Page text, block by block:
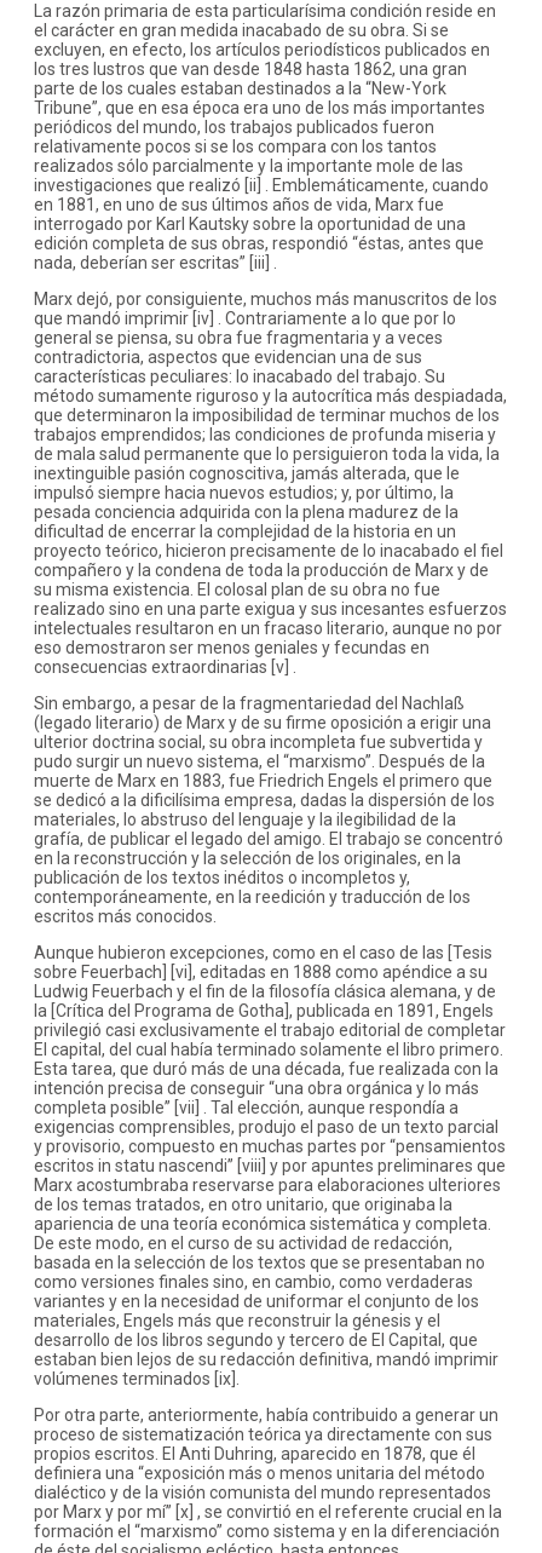
La razón primaria de esta particularísima condición reside en
el carácter en gran medida inacabado de su obra. Si se
excluyen, en efecto, los artículos periodísticos publicados en
los tres lustros que van desde 1848 hasta 1862, una gran
parte de los cuales estaban destinados a la “New-York
Tribune”, que en esa época era uno de los más importantes
periódicos del mundo, los trabajos publicados fueron
relativamente pocos si se los compara con los tantos
realizados sólo parcialmente y la importante mole de las
investigaciones que realizó [ii] . Emblemáticamente, cuando
en 1881, en uno de sus últimos años de vida, Marx fue
interrogado por Karl Kautsky sobre la oportunidad de una
edición completa de sus obras, respondió “éstas, antes que
nada, deberían ser escritas” [iii] .
Marx dejó, por consiguiente, muchos más manuscritos de los
que mandó imprimir [iv] . Contrariamente a lo que por lo
general se piensa, su obra fue fragmentaria y a veces
contradictoria, aspectos que evidencian una de sus
características peculiares: lo inacabado del trabajo. Su
método sumamente riguroso y la autocrítica más despiadada,
que determinaron la imposibilidad de terminar muchos de los
trabajos emprendidos; las condiciones de profunda miseria y
de mala salud permanente que lo persiguieron toda la vida, la
inextinguible pasión cognoscitiva, jamás alterada, que le
impulsó siempre hacia nuevos estudios; y, por último, la
pesada conciencia adquirida con la plena madurez de la
dificultad de encerrar la complejidad de la historia en un
proyecto teórico, hicieron precisamente de lo inacabado el fiel
compañero y la condena de toda la producción de Marx y de
su misma existencia. El colosal plan de su obra no fue
realizado sino en una parte exigua y sus incesantes esfuerzos
intelectuales resultaron en un fracaso literario, aunque no por
eso demostraron ser menos geniales y fecundas en
consecuencias extraordinarias [v] .
Sin embargo, a pesar de la fragmentariedad del Nachlaß
(legado literario) de Marx y de su firme oposición a erigir una
ulterior doctrina social, su obra incompleta fue subvertida y
pudo surgir un nuevo sistema, el “marxismo”. Después de la
muerte de Marx en 1883, fue Friedrich Engels el primero que
se dedicó a la dificilísima empresa, dadas la dispersión de los
materiales, lo abstruso del lenguaje y la ilegibilidad de la
grafía, de publicar el legado del amigo. El trabajo se concentró
en la reconstrucción y la selección de los originales, en la
publicación de los textos inéditos o incompletos y,
contemporáneamente, en la reedición y traducción de los
escritos más conocidos.
Aunque hubieron excepciones, como en el caso de las [Tesis
sobre Feuerbach] [vi], editadas en 1888 como apéndice a su
Ludwig Feuerbach y el fin de la filosofía clásica alemana, y de
la [Crítica del Programa de Gotha], publicada en 1891, Engels
privilegió casi exclusivamente el trabajo editorial de completar
El capital, del cual había terminado solamente el libro primero.
Esta tarea, que duró más de una década, fue realizada con la
intención precisa de conseguir “una obra orgánica y lo más
completa posible” [vii] . Tal elección, aunque respondía a
exigencias comprensibles, produjo el paso de un texto parcial
y provisorio, compuesto en muchas partes por “pensamientos
escritos in statu nascendi” [viii] y por apuntes preliminares que
Marx acostumbraba reservarse para elaboraciones ulteriores
de los temas tratados, en otro unitario, que originaba la
apariencia de una teoría económica sistemática y completa.
De este modo, en el curso de su actividad de redacción,
basada en la selección de los textos que se presentaban no
como versiones finales sino, en cambio, como verdaderas
variantes y en la necesidad de uniformar el conjunto de los
materiales, Engels más que reconstruir la génesis y el
desarrollo de los libros segundo y tercero de El Capital, que
estaban bien lejos de su redacción definitiva, mandó imprimir
volúmenes terminados [ix].
Por otra parte, anteriormente, había contribuido a generar un
proceso de sistematización teórica ya directamente con sus
propios escritos. El Anti Duhring, aparecido en 1878, que él
definiera una “exposición más o menos unitaria del método
dialéctico y de la visión comunista del mundo representados
por Marx y por mí” [x] , se convirtió en el referente crucial en la
formación el “marxismo” como sistema y en la diferenciación